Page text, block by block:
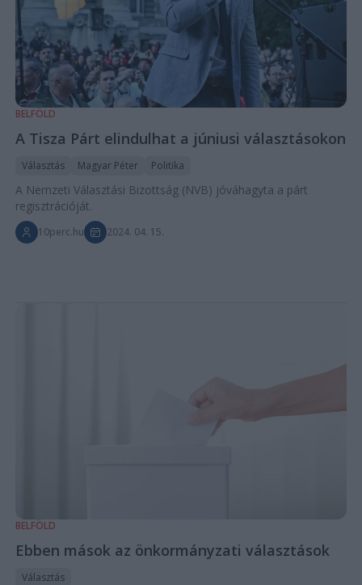
BELFÖLD
A Tisza Párt elindulhat a júniusi választásokon
Választás Magyar Péter Politika
A Nemzeti Választási Bizottság (NVB) jóváhagyta a párt
regisztrációját.
10perc.hu 2024. 04. 15.
BELFÖLD
Ebben mások az önkormányzati választások
Választás